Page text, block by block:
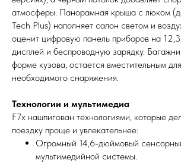
атмосферы. Панорамная крыша с люком
Tech Plus) наполняет салон светом и
оценит цифровую панель приборов на
дисплей и беспроводную зарядку.
форме кузова, остается вместительным
необходимого снаряжения.
Технологии и мультимедиа
F7x нашпигован технологиями, которые
поездку проще и увлекательнее:
Огромный 14,6-дюймовый
мультимедийной системы.